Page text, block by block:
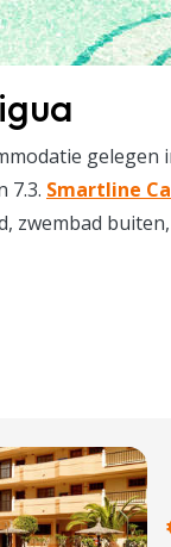
gelegen
7.3. Smartline
zwembad